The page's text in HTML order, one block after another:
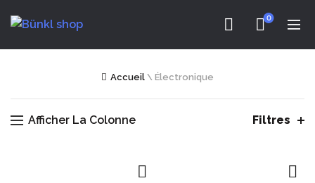
0
Accueil \ Électronique
Afficher La Colonne Filtres